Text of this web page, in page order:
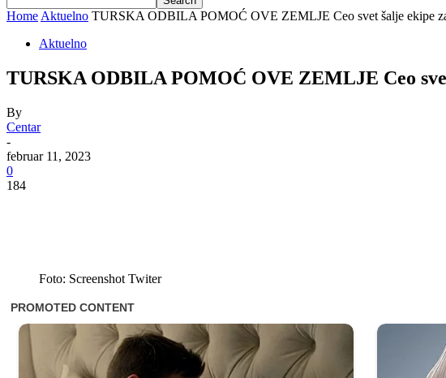
Home Aktuelno TURSKA ODBILA POMOĆ OVE ZEMLJE Ceo svet šalje ekipe za
Aktuelno
TURSKA ODBILA POMOĆ OVE ZEMLJE Ceo
By
Centar
-
februar 11, 2023
0
184
Foto: Screenshot Twiter